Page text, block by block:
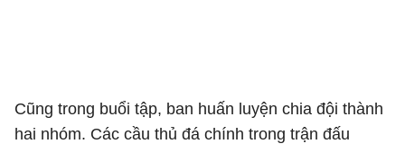
Cũng trong buổi tập, ban huấn luyện chia đội thành
hai nhóm. Các cầu thủ đá chính trong trận đấu